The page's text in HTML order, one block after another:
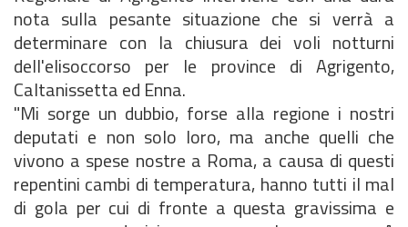
nota sulla pesante situazione che si verrà a
determinare con la chiusura dei voli notturni
dell'elisoccorso per le province di Agrigento,
Caltanissetta ed Enna.
"Mi sorge un dubbio, forse alla regione i nostri
deputati e non solo loro, ma anche quelli che
vivono a spese nostre a Roma, a causa di questi
repentini cambi di temperatura, hanno tutti il mal
di gola per cui di fronte a questa gravissima e